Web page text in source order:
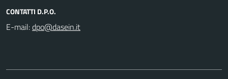
CONTATTI D.P.O.
E-mail: